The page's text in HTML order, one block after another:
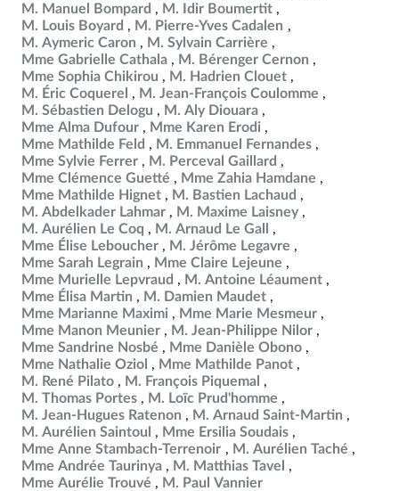
M. Manuel Bompard
M. Idir Boumertit
M. Louis Boyard
M. Pierre-Yves Cadalen
M. Aymeric Caron
M. Sylvain Carrière
Mme Gabrielle Cathala
M. Bérenger Cernon
Mme Sophia Chikirou
M. Hadrien Clouet
M. Éric Coquerel
M. Jean-François Coulomme
M. Sébastien Delogu
M. Aly Diouara
Mme Alma Dufour
Mme Karen Erodi
Mme Mathilde Feld
M. Emmanuel Fernandes
Mme Sylvie Ferrer
M. Perceval Gaillard
Mme Clémence Guetté
Mme Zahia Hamdane
Mme Mathilde Hignet
M. Bastien Lachaud
M. Abdelkader Lahmar
M. Maxime Laisney
M. Aurélien Le Coq
M. Arnaud Le Gall
Mme Élise Leboucher
M. Jérôme Legavre
Mme Sarah Legrain
Mme Claire Lejeune
Mme Murielle Lepvraud
M. Antoine Léaument
Mme Élisa Martin
M. Damien Maudet
Mme Marianne Maximi
Mme Marie Mesmeur
Mme Manon Meunier
M. Jean-Philippe Nilor
Mme Sandrine Nosbé
Mme Danièle Obono
Mme Nathalie Oziol
Mme Mathilde Panot
M. René Pilato
M. François Piquemal
M. Thomas Portes
M. Loïc Prud'homme
M. Jean-Hugues Ratenon
M. Arnaud Saint-Martin
M. Aurélien Saintoul
Mme Ersilia Soudais
Mme Anne Stambach-Terrenoir
M. Aurélien Taché
Mme Andrée Taurinya
M. Matthias Tavel
Mme Aurélie Trouvé
M. Paul Vannier